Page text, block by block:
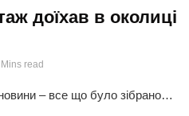
доїхав в околиці
read
– все що було зібрано…